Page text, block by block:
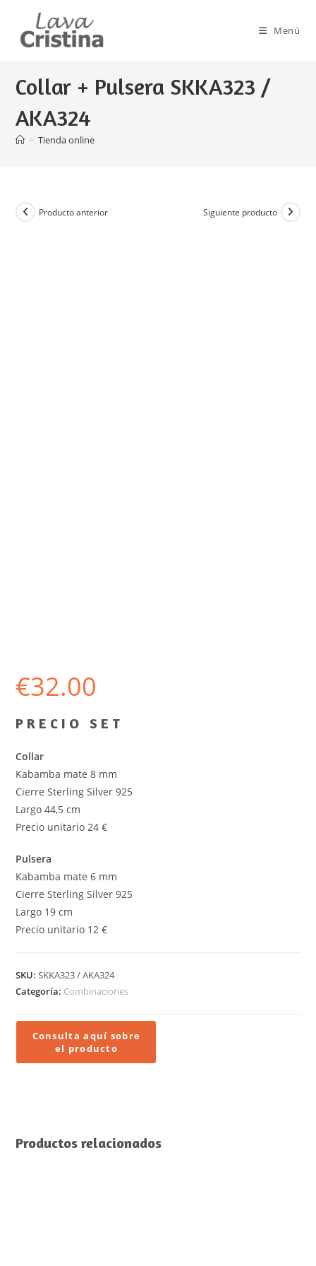
contenido
Menú
Collar + Pulsera SKKA323 /
AKA324
> Tienda online
Producto anterior Siguiente producto
€32.00
P R E C I O S E T
Collar
Kabamba mate 8 mm
Cierre Sterling Silver 925
Largo 44,5 cm
Precio unitario 24 €
Pulsera
Kabamba mate 6 mm
Cierre Sterling Silver 925
Largo 19 cm
Precio unitario 12 €
SKU:SKKA323 / AKA324
Categoría: Combinaciones
Productos relacionados